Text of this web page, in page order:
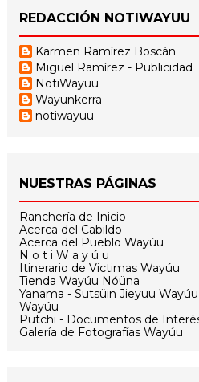
REDACCIÓN NOTIWAYUU
Karmen Ramírez Boscán
Miguel Ramírez - Publicidad
NotiWayuu
Wayunkerra
notiwayuu
NUESTRAS PÁGINAS
Ranchería de Inicio
Acerca del Cabildo
Acerca del Pueblo Wayúu
N o t i W a y ú u
Itinerario de Victimas Wayúu
Tienda Wayúu Nóüna
Yanama - Sutsüin Jieyuu
Wayúu
Pütchi - Documentos de
Galería de Fotografías Wayúu